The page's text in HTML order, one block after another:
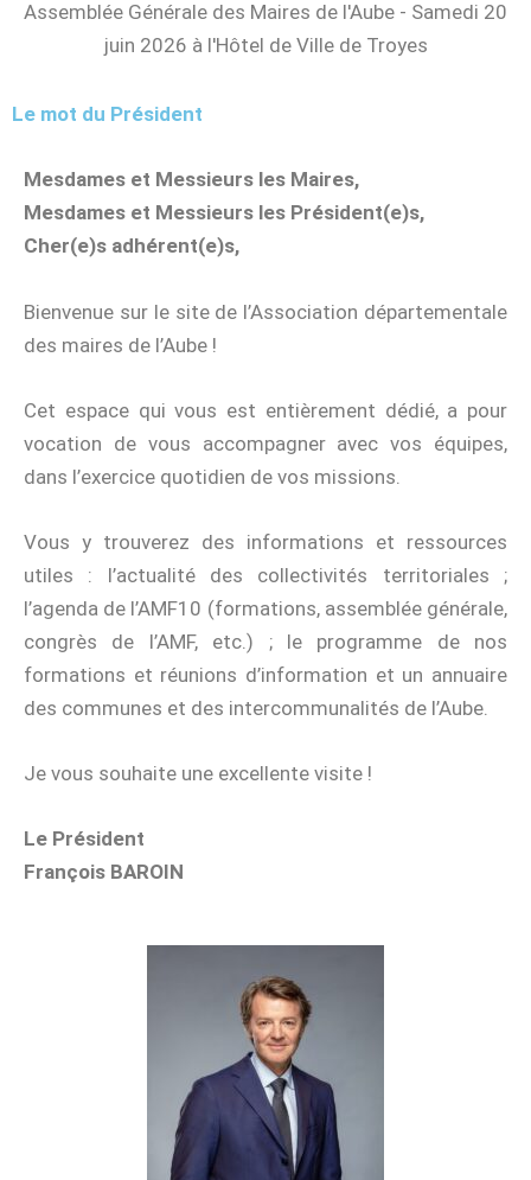
Assemblée Générale des Maires de l'Aube - Samedi 20
juin 2026 à l'Hôtel de Ville de Troyes
Le mot du Président
Mesdames et Messieurs les Maires,
Mesdames et Messieurs les Président(e)s,
Cher(e)s adhérent(e)s,
Bienvenue sur le site de l’Association départementale
des maires de l’Aube !
Cet espace qui vous est entièrement dédié, a pour
vocation de vous accompagner avec vos équipes,
dans l’exercice quotidien de vos missions.
Vous y trouverez des informations et ressources
utiles : l’actualité des collectivités territoriales ;
l’agenda de l’AMF10 (formations, assemblée générale,
congrès de l’AMF, etc.) ; le programme de nos
formations et réunions d’information et un annuaire
des communes et des intercommunalités de l’Aube.
Je vous souhaite une excellente visite !
Le Président
François BAROIN